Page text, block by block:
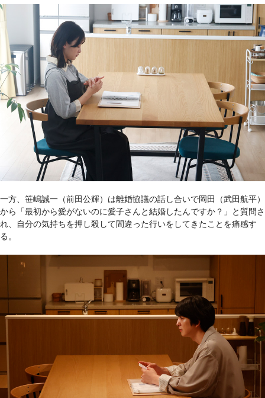
一方、笹嶋誠一（前田公輝）は離婚協議の話し合いで岡田（武田航平）
から「最初から愛がないのに愛子さんと結婚したんですか？」と質問さ
れ、自分の気持ちを押し殺して間違った行いをしてきたことを痛感す
る。